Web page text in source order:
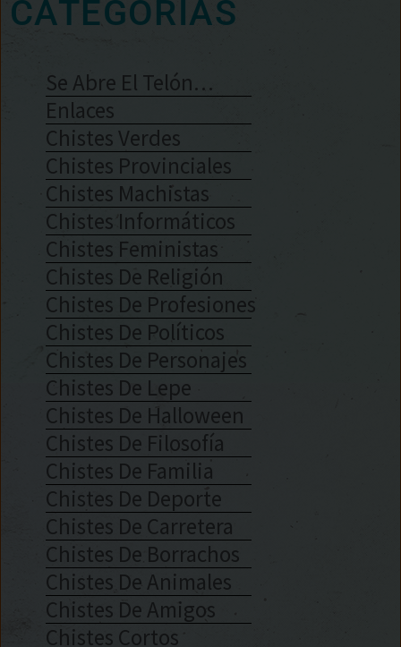
CATEGORÍAS
Se Abre El Telón…
Enlaces
Chistes Verdes
Chistes Provinciales
Chistes Machistas
Chistes Informáticos
Chistes Feministas
Chistes De Religión
Chistes De Profesiones
Chistes De Políticos
Chistes De Personajes
Chistes De Lepe
Chistes De Halloween
Chistes De Filosofía
Chistes De Familia
Chistes De Deporte
Chistes De Carretera
Chistes De Borrachos
Chistes De Animales
Chistes De Amigos
Chistes Cortos